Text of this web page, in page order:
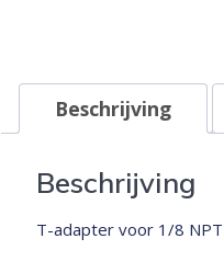
Beschrijving
Beschrijving
T-adapter voor 1/8